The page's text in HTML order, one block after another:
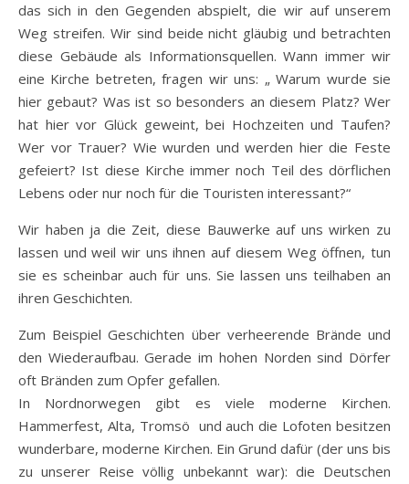
das sich in den Gegenden abspielt, die wir auf unserem
Weg streifen. Wir sind beide nicht gläubig und betrachten
diese Gebäude als Informationsquellen. Wann immer wir
eine Kirche betreten, fragen wir uns: „ Warum wurde sie
hier gebaut? Was ist so besonders an diesem Platz? Wer
hat hier vor Glück geweint, bei Hochzeiten und Taufen?
Wer vor Trauer? Wie wurden und werden hier die Feste
gefeiert? Ist diese Kirche immer noch Teil des dörflichen
Lebens oder nur noch für die Touristen interessant?“
Wir haben ja die Zeit, diese Bauwerke auf uns wirken zu
lassen und weil wir uns ihnen auf diesem Weg öffnen, tun
sie es scheinbar auch für uns. Sie lassen uns teilhaben an
ihren Geschichten.
Zum Beispiel Geschichten über verheerende Brände und
den Wiederaufbau. Gerade im hohen Norden sind Dörfer
oft Bränden zum Opfer gefallen.
In Nordnorwegen gibt es viele moderne Kirchen.
Hammerfest, Alta, Tromsö und auch die Lofoten besitzen
wunderbare, moderne Kirchen. Ein Grund dafür (der uns bis
zu unserer Reise völlig unbekannt war): die Deutschen